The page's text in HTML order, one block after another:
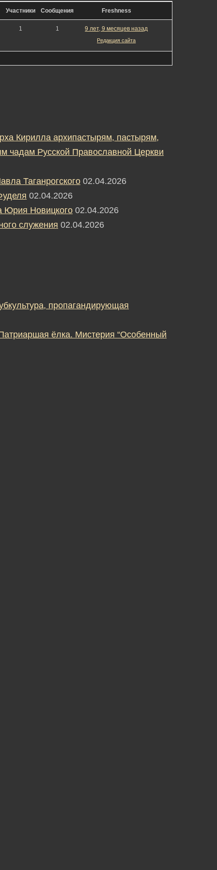
Участники Сообщения Freshness
1 1 9 лет, 9 месяцев назад
Редакция сайта
Кирилла архипастырям, пастырям,
чадам Русской Православной Церкви
Таганрогского 02.04.2026
02.04.2026
Юрия Новицкого 02.04.2026
служения 02.04.2026
пропагандирующая
ёлка. Мистерия “Особенный